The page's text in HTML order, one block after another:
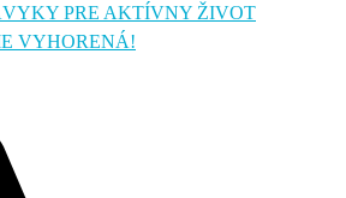
PRE AKTÍVNY ŽIVOT
VYHORENÁ!